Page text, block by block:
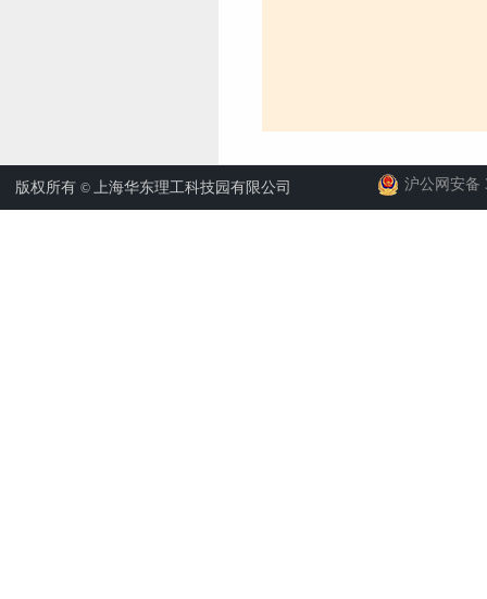
版权所有 © 上海华东理工科技园有限公司 沪公网安备